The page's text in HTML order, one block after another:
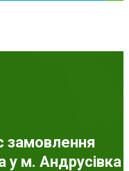
замовлення
у м. Андрусівка